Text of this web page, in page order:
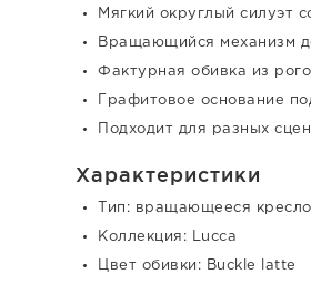
Мягкий округлый силуэт
Вращающийся механизм
Фактурная обивка из
Графитовое основание
Подходит для разных
Характеристики
Тип: вращающееся кресло
Коллекция: Lucca
Цвет обивки: Buckle latte